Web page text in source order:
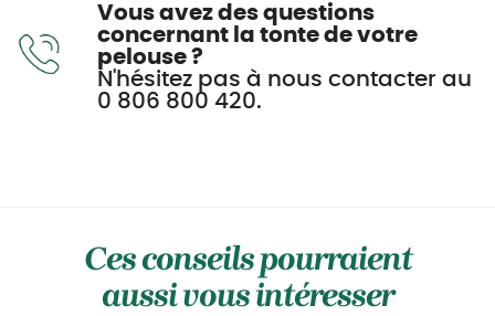
Vous avez des questions
concernant la tonte de votre
pelouse ?
N'hésitez pas à nous contacter au
0 806 800 420.
Ces conseils pourraient
aussi vous intéresser